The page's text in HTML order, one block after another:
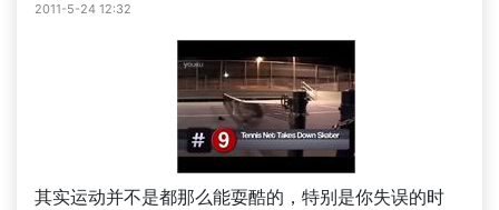
2011-5-24 12:32
其实运动并不是都那么能耍酷的，特别是你失误的时